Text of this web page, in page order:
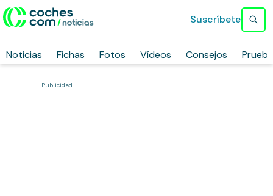
Noticias Fichas Fotos Vídeos Consejos
Suscríbete
Publicidad